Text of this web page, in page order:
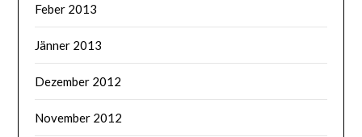
Feber 2013
Jänner 2013
Dezember 2012
November 2012